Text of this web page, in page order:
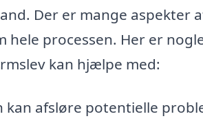
Der er mange aspekter
processen. Her er
kan hjælpe med:
kan afsløre potentielle